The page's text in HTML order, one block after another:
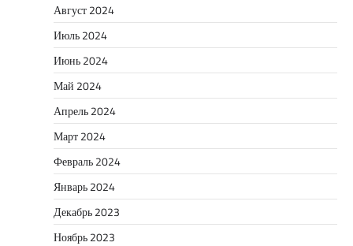
Август 2024
Июль 2024
Июнь 2024
Май 2024
Апрель 2024
Март 2024
Февраль 2024
Январь 2024
Декабрь 2023
Ноябрь 2023